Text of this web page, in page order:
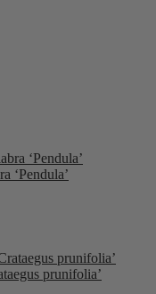
‘Pendula’
prunifolia’